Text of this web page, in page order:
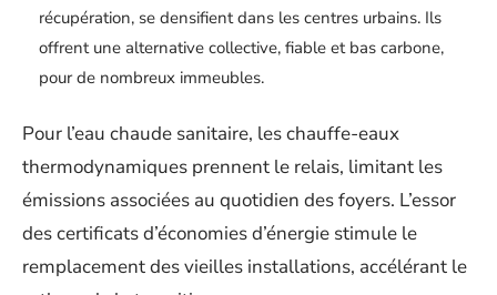
récupération, se densifient dans les centres urbains. Ils
offrent une alternative collective, fiable et bas carbone,
pour de nombreux immeubles.
Pour l’eau chaude sanitaire, les chauffe-eaux
thermodynamiques prennent le relais, limitant les
émissions associées au quotidien des foyers. L’essor
des certificats d’économies d’énergie stimule le
remplacement des vieilles installations, accélérant le